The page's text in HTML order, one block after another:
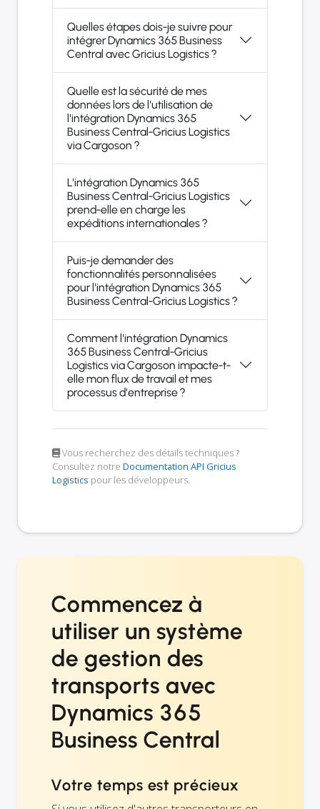
Quelles étapes dois-je suivre pour
intégrer Dynamics 365 Business
Central avec Gricius Logistics ?
Quelle est la sécurité de mes
données lors de l'utilisation de
l'intégration Dynamics 365
Business Central-Gricius Logistics
via Cargoson ?
L'intégration Dynamics 365
Business Central-Gricius Logistics
prend-elle en charge les
expéditions internationales ?
Puis-je demander des
fonctionnalités personnalisées
pour l'intégration Dynamics 365
Business Central-Gricius Logistics ?
Comment l'intégration Dynamics
365 Business Central-Gricius
Logistics via Cargoson impacte-t-
elle mon flux de travail et mes
processus d'entreprise ?
Vous recherchez des détails techniques ?
Consultez notre Documentation API Gricius
Logistics pour les développeurs.
Commencez à
utiliser un système
de gestion des
transports avec
Dynamics 365
Business Central
Votre temps est précieux